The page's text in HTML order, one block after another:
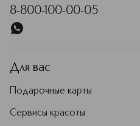
8-800-100-00-05
Для вас
Подарочные карты
Сервисы красоты